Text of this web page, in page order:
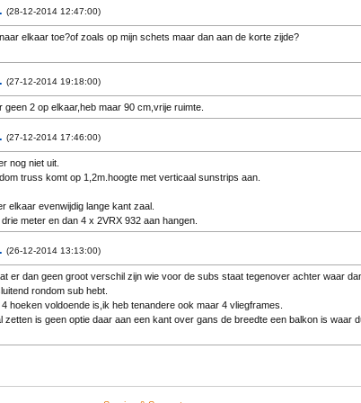
zijn naderhand gratis verholpen.
hoewel de meeste DJ's dit naderhand toch om zeep helpen.
voordeel is wat betreft service.
(28-12-2014 12:47:00)
elkaar toe?of zoals op mijn schets maar dan aan de korte zijde?
(27-12-2014 19:18:00)
2 op elkaar,heb maar 90 cm,vrije ruimte.
(27-12-2014 17:46:00)
nog niet uit.
truss komt op 1,2m.hoogte met verticaal sunstrips aan.
elkaar evenwijdig lange kant zaal.
meter en dan 4 x 2VRX 932 aan hangen.
DJ maak ik me minder zorgen,die mannen zijn toch al half doof en zetten
nog net lukken maar speakers nog gaan verplaatsen zal niet meer
(26-12-2014 13:13:00)
er dan geen groot verschil zijn wie voor de subs staat tegenover achter waar
rondom sub hebt.
hoeken voldoende is,ik heb tenandere ook maar 4 vliegframes.
zetten is geen optie daar aan een kant over gans de breedte een balkon is waar